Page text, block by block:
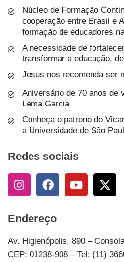
Núcleo de Formação
cooperação entre Brasil e
formação de educadores
A necessidade de
transformar a educação,
Jesus nos recomenda ser
Aniversário de 70 anos de
Lema Garcia
Conheça o patrono do
a Universidade de São
Redes sociais
Endereço
Av. Higienópolis, 890 –
CEP: 01238-908 – Tel: (11)